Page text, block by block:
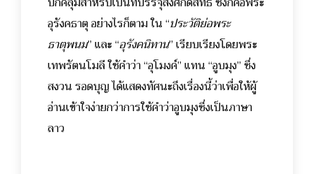
อุรังคธาตุอย่างไรก็ตาม ใน “ประวัติย่อพระ
ธาตุพนม” และ “อุรังคนิทาน” เรียบเรียงโดยพระ
เทพรัตนโมลี ใช้คำว่า “อุโมงค์” แทน “อูบมุง” ซึ่ง
สงวน รอดบุญ ได้แสดงทัศนะถึงเรื่องนี้ว่าเพื่อให้ผู้
อ่านเข้าใจง่ายกว่าการใช้คำว่าอูบมุงซึ่งเป็นภาษา
ลาว